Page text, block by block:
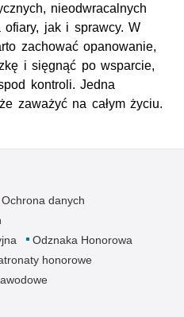
nieodwracalnych
jak i sprawcy. W
zachować opanowanie,
i sięgnąć po wsparcie,
kontroli. Jedna
zaważyć na całym życiu.
Ochrona danych
Odznaka Honorowa
honorowe